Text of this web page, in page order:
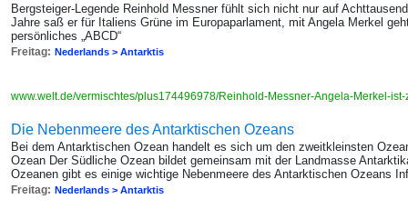
Bergsteiger-Legende Reinhold Messner fühlt sich nicht nur auf
Jahre saß er für Italiens Grüne im Europaparlament, mit Angela Merkel
persönliches „ABCD“
Freitag: Nederlands > Antarktis
www.welt.de/vermischtes/plus174496978/Reinhold-Messner-Angela-Merkel-
Die Nebenmeere des Antarktischen Ozeans
Bei dem Antarktischen Ozean handelt es sich um den zweitkleinsten
Ozean Der Südliche Ozean bildet gemeinsam mit der Landmasse
Ozeanen gibt es einige wichtige Nebenmeere des Antarktischen Ozeans
Freitag: Nederlands > Antarktis